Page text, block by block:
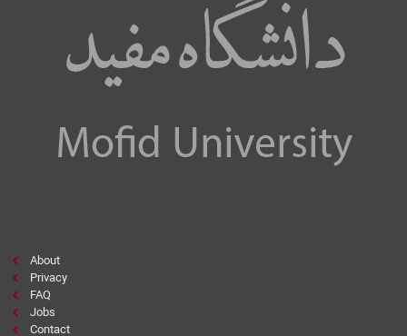
About
Privacy
FAQ
Jobs
Contact